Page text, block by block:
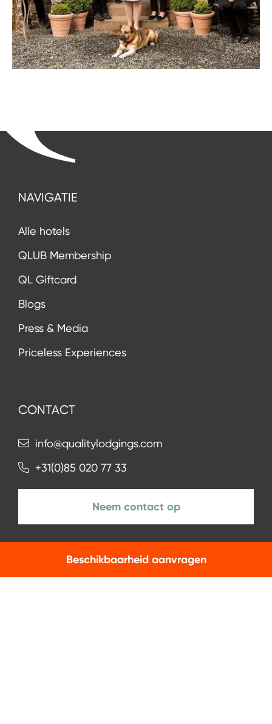
Beschikbaarheid aanvragen
NAVIGATIE
Alle hotels
QLUB Membership
QL Giftcard
Blogs
Press & Media
Priceless Experiences
CONTACT
info@qualitylodgings.com
+31(0)85 020 77 33
Neem contact op